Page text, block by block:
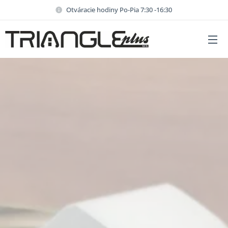
Otváracie hodiny Po-Pia 7:30 -16:30